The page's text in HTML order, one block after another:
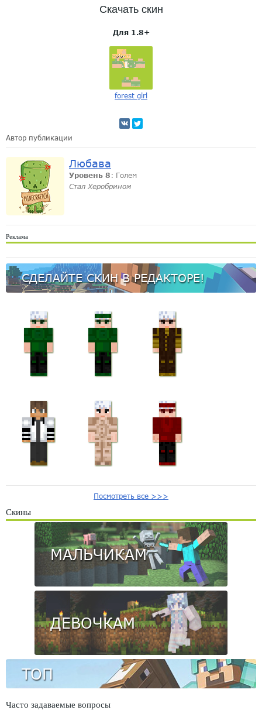
Скачать скин
Для 1.8+
forest girl
Автор публикации
Любава
Уровень 8 : Голем
Стал Херобрином
Реклама
СДЕЛАЙТЕ СКИН В РЕДАКТОРЕ!
Посмотреть все >>>
Скины
МАЛЬЧИКАМ
ДЕВОЧКАМ
ТОП
Часто задаваемые вопросы